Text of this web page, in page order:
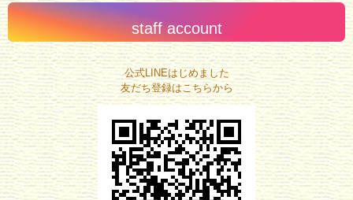
staff account
公式LINEはじめました
友だち登録はこちらから